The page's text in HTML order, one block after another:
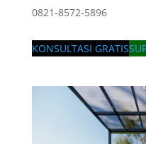
0821-8572-5896
KONSULTASI GRATIS